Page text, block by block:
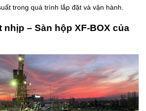
trong quá trình lắp đặt và vận hành.
– Sàn hộp XF-BOX của